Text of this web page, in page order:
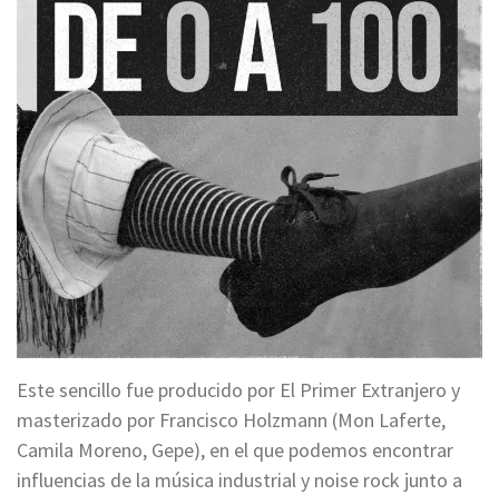
Este sencillo fue producido por El Primer Extranjero y
masterizado por Francisco Holzmann (Mon Laferte,
Camila Moreno, Gepe), en el que podemos encontrar
influencias de la música industrial y noise rock junto a